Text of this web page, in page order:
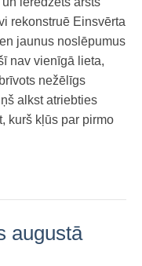
rekonstruē Einsvērta
jaunus noslēpumus
nav vienīgā lieta,
nežēlīgs
alkst atriebties
kurš kļūs par pirmo
augustā